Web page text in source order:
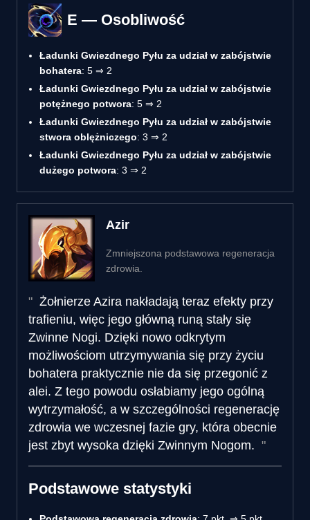
E — Osobliwość
Ładunki Gwiezdnego Pyłu za udział w zabójstwie
bohatera: 5 ⇒ 2
Ładunki Gwiezdnego Pyłu za udział w zabójstwie
potężnego potwora: 5 ⇒ 2
Ładunki Gwiezdnego Pyłu za udział w zabójstwie
stwora oblężniczego: 3 ⇒ 2
Ładunki Gwiezdnego Pyłu za udział w zabójstwie
dużego potwora: 3 ⇒ 2
Azir
Zmniejszona podstawowa regeneracja
zdrowia.
Żołnierze Azira nakładają teraz efekty przy
trafieniu, więc jego główną runą stały się
Zwinne Nogi. Dzięki nowo odkrytym
możliwościom utrzymywania się przy życiu
bohatera praktycznie nie da się przegonić z
alei. Z tego powodu osłabiamy jego ogólną
wytrzymałość, a w szczególności regenerację
zdrowia we wczesnej fazie gry, która obecnie
jest zbyt wysoka dzięki Zwinnym Nogom.
Podstawowe statystyki